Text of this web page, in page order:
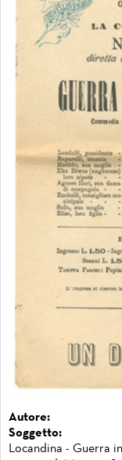
Autore:
Soggetto:
Locandina - Guerra